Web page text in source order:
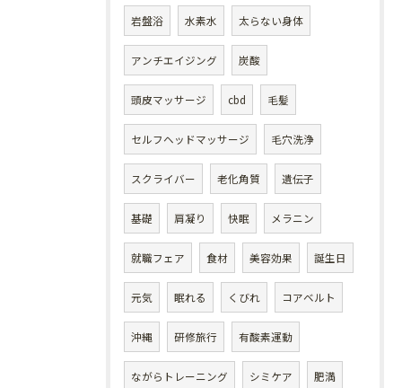
岩盤浴 水素水 太らない身体
アンチエイジング 炭酸
頭皮マッサージ cbd 毛髪
セルフヘッドマッサージ 毛穴洗浄
スクライバー 老化角質 遺伝子
基礎 肩凝り 快眠 メラニン
就職フェア 食材 美容効果 誕生日
元気 眠れる くびれ コアベルト
沖縄 研修旅行 有酸素運動
ながらトレーニング シミケア 肥満